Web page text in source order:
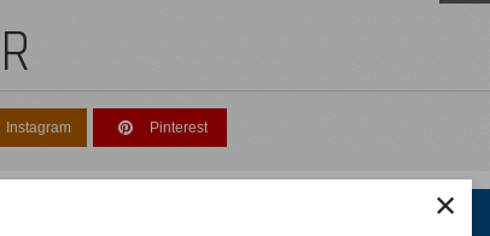
×
Instagram Pinterest